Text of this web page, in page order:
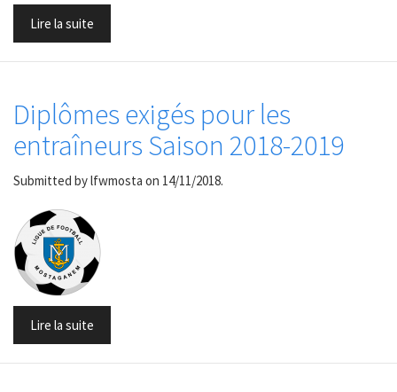
Lire la suite
Diplômes exigés pour les
entraîneurs Saison 2018-2019
Submitted bylfwmosta on 14/11/2018.
Lire la suite